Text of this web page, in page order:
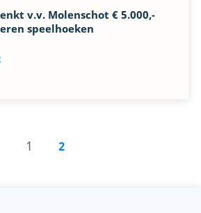
v.v. Molenschot € 5.000,-
speelhoeken
1 2